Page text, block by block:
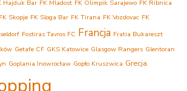
Hajduk Bar FK Mladost FK Olimpik Sarajewo FK Ribnica
FK Skopje FK Sloga Bar FK Tirana FK Vozdovac FK
Fostiras Tavros FC Francja Fratia Bukareszt
Getafe CF GKS Katowice Glasgow Rangers Glentoran
Goplania Inowrocław Gopło Kruszwica Grecja